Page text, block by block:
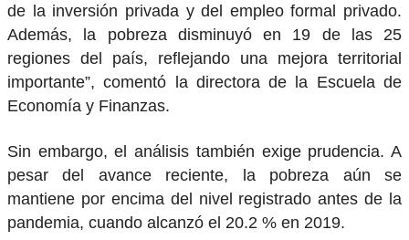
de la inversión privada y del empleo formal privado.
Además, la pobreza disminuyó en 19 de las 25
regiones del país, reflejando una mejora territorial
importante”, comentó la directora de la Escuela de
Economía y Finanzas.
Sin embargo, el análisis también exige prudencia. A
pesar del avance reciente, la pobreza aún se
mantiene por encima del nivel registrado antes de la
pandemia, cuando alcanzó el 20.2 % en 2019.